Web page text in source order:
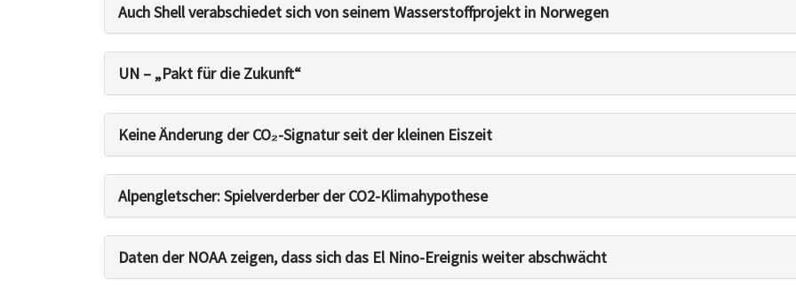
Auch Shell verabschiedet sich von seinem Wasserstoffprojekt in Norwegen
UN – „Pakt für die Zukunft“
Keine Änderung der CO₂-Signatur seit der kleinen Eiszeit
Alpengletscher: Spielverderber der CO2-Klimahypothese
Daten der NOAA zeigen, dass sich das El Nino-Ereignis weiter abschwächt